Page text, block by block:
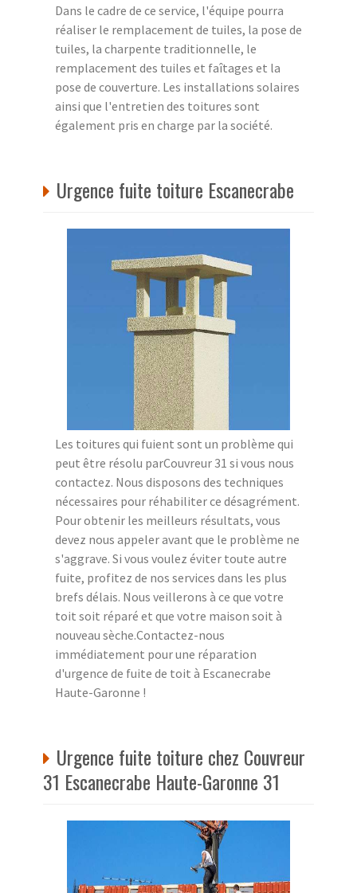
Dans le cadre de ce service, l'équipe pourra
réaliser le remplacement de tuiles, la pose de
tuiles, la charpente traditionnelle, le
remplacement des tuiles et faîtages et la
pose de couverture. Les installations solaires
ainsi que l'entretien des toitures sont
également pris en charge par la société.
Urgence fuite toiture Escanecrabe
Les toitures qui fuient sont un problème qui
peut être résolu parCouvreur 31 si vous nous
contactez. Nous disposons des techniques
nécessaires pour réhabiliter ce désagrément.
Pour obtenir les meilleurs résultats, vous
devez nous appeler avant que le problème ne
s'aggrave. Si vous voulez éviter toute autre
fuite, profitez de nos services dans les plus
brefs délais. Nous veillerons à ce que votre
toit soit réparé et que votre maison soit à
nouveau sèche.Contactez-nous
immédiatement pour une réparation
d'urgence de fuite de toit à Escanecrabe
Haute-Garonne !
Urgence fuite toiture chez Couvreur
31 Escanecrabe Haute-Garonne 31